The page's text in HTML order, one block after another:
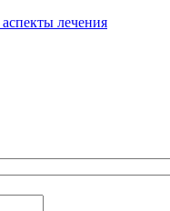
лечения